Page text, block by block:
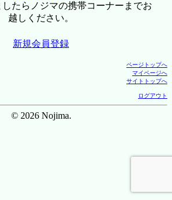
たらノジマの携帯コーナーまでお
越しください。
新規会員登録
ページトップへ
マイページへ
サイトトップへ
ログアウト
© 2026 Nojima.